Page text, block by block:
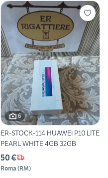
6
ER-STOCK-114 HUAWEI P10 LITE
PEARL WHITE 4GB 32GB
50 €
Roma (RM)